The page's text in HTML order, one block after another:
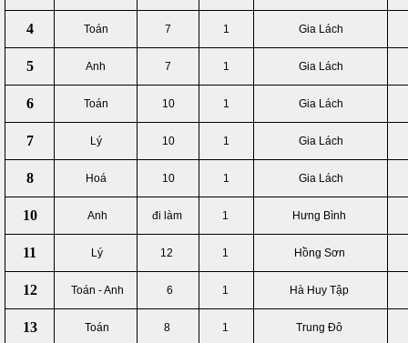
4 Toán 7 1 Gia Lách
5 Anh 7 1 Gia Lách
6 Toán 10 1 Gia Lách
7 Lý 10 1 Gia Lách
8 Hoá 10 1 Gia Lách
10 Anh đi làm 1 Hưng Bình
11 Lý 12 1 Hồng Sơn
12 Toán - Anh 6 1 Hà Huy Tập
13 Toán 8 1 Trung Đô